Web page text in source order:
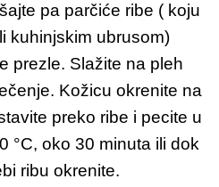
pa parčiće ribe ( koju
kuhinjskim ubrusom)
prezle. Slažite na pleh
Kožicu okrenite na
preko ribe i pecite u
°C, oko 30 minuta ili dok
ribu okrenite.